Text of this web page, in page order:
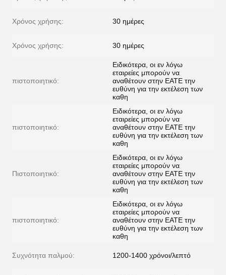
Χρόνος χρήσης: 30 ημέρες
Χρόνος χρήσης: 30 ημέρες
πιστοποιητικό:
Ειδικότερα, οι εν λόγω
εταιρείες μπορούν να
αναθέτουν στην ΕΑΤΕ την
ευθύνη για την εκτέλεση των
καθη
πιστοποιητικό:
Ειδικότερα, οι εν λόγω
εταιρείες μπορούν να
αναθέτουν στην ΕΑΤΕ την
ευθύνη για την εκτέλεση των
καθη
Πιστοποιητικό:
Ειδικότερα, οι εν λόγω
εταιρείες μπορούν να
αναθέτουν στην ΕΑΤΕ την
ευθύνη για την εκτέλεση των
καθη
πιστοποιητικό:
Ειδικότερα, οι εν λόγω
εταιρείες μπορούν να
αναθέτουν στην ΕΑΤΕ την
ευθύνη για την εκτέλεση των
καθη
Συχνότητα παλμού: 1200-1400 χρόνοι/λεπτό